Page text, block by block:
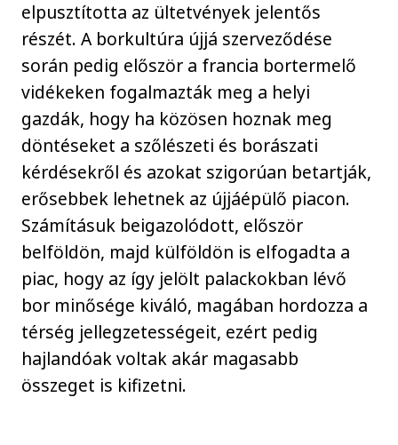
elpusztította az ültetvények jelentős
részét. A borkultúra újjá szerveződése
során pedig először a francia bortermelő
vidékeken fogalmazták meg a helyi
gazdák, hogy ha közösen hoznak meg
döntéseket a szőlészeti és borászati
kérdésekről és azokat szigorúan betartják,
erősebbek lehetnek az újjáépülő piacon.
Számításuk beigazolódott, először
belföldön, majd külföldön is elfogadta a
piac, hogy az így jelölt palackokban lévő
bor minősége kiváló, magában hordozza a
térség jellegzetességeit, ezért pedig
hajlandóak voltak akár magasabb
összeget is kifizetni.